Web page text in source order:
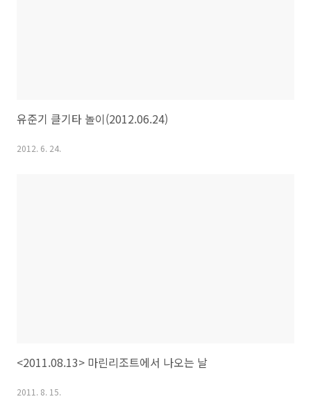
유준기 클기타 놀이(2012.06.24)
2012. 6. 24.
<2011.08.13> 마린리조트에서 나오는 날
2011. 8. 15.